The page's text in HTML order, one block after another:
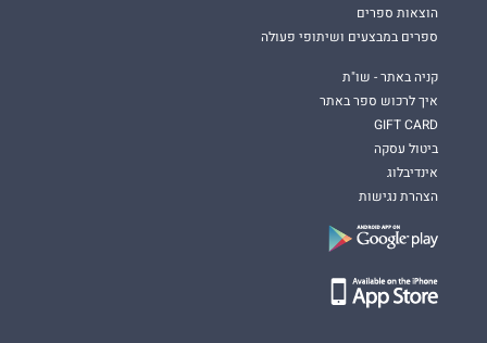
הוצאות ספרים
ספרים במבצעים ושיתופי פעולה
קניה באתר - שו"ת
איך לרכוש ספר באתר
GIFT CARD
ביטול עסקה
אינדיבלוג
הצהרת נגישות